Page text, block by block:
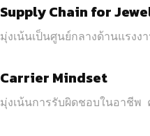
Supply Chain for
มุ่งเน้นเป็นศูนย์กลางด้านแรงง
Carrier Mindset
มุ่งเน้นการรับผิดชอบในอาชี